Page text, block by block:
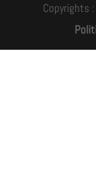
Copyrights